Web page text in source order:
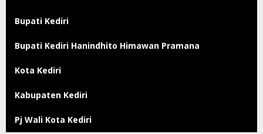
Bupati Kediri
Bupati Kediri Hanindhito Himawan Pramana
Kota Kediri
Kabupaten Kediri
Pj Wali Kota Kediri